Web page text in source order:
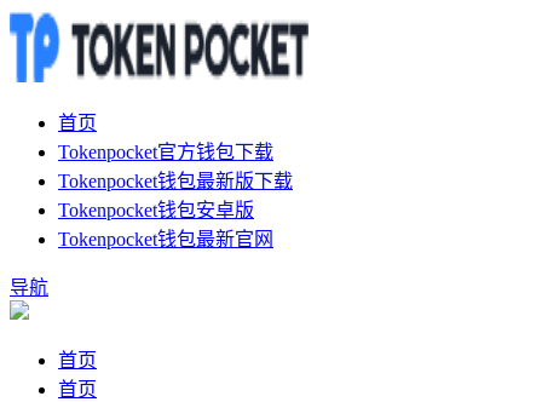
首页
Tokenpocket官方钱包下载
Tokenpocket钱包最新版下载
Tokenpocket钱包安卓版
Tokenpocket钱包最新官网
导航
首页
首页